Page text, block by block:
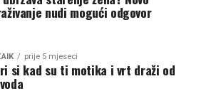
nudi mogući odgovor
prije 5 mjeseci
si kad su ti motika i vrt draži od